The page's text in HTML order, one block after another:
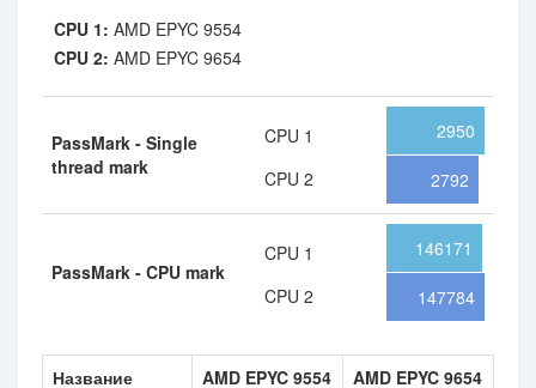
CPU 1: AMD EPYC 9554
CPU 2: AMD EPYC 9654
PassMark - Single
thread mark
CPU 1
CPU 2
2950
2792
PassMark - CPU mark
CPU 1
CPU 2
146171
147784
Название AMD EPYC 9554
AMD EPYC 9654